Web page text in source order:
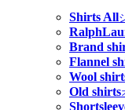
Shirts All
Brand
Flannel
Wool
Old shirts